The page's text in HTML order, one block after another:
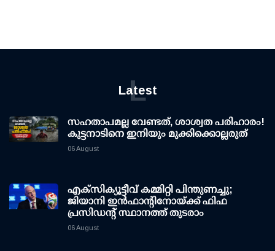
Latest
L
സഹതാപമല്ല വേണ്ടത്, ശാശ്വത പരിഹാരം!
കുട്ടനാടിനെ ഇനിയും മുക്കിക്കൊല്ലരുത്
06 August
എക്സിക്യൂട്ടീവ് കമ്മിറ്റി പിന്തുണച്ചു;
ജിയാനി ഇന്‍ഫാന്റിനോയ്ക്ക് ഫിഫ
പ്രസിഡന്റ് സ്ഥാനത്ത് തുടരാം
06 August